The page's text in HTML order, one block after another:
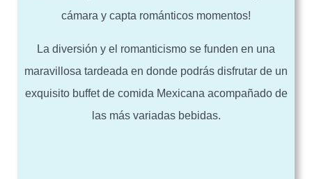
cámara y capta románticos momentos!
La diversión y el romanticismo se funden en una
maravillosa tardeada en donde podrás disfrutar de un
exquisito buffet de comida Mexicana acompañado de
las más variadas bebidas.